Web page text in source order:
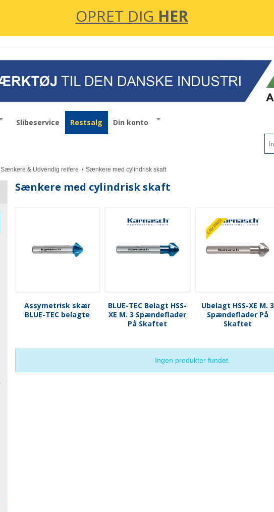
OPRET DIG HER
Slibeservice Restsalg Din konto
Sænkere & Udvendig reifere / Sænkere med cylindrisk skaft
Sænkere med cylindrisk skaft
Assymetrisk skær
BLUE-TEC belagte
BLUE-TEC Belagt HSS-
XE M. 3 Spændeflader
På Skaftet
Ubelagt HSS-XE M. 3
Spændeflader På
Skaftet
Ingen produkter fundet.